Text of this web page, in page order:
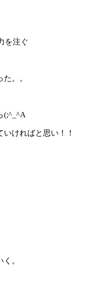
を注ぐ
。。
(;^_^A
ければと思い！！
。